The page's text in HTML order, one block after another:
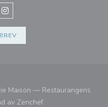
((öppnas i ett nytt
Instagram ((öppnas i ett nytt
Maison — Restaurangens
av Zenchef((öppnas i ett nytt